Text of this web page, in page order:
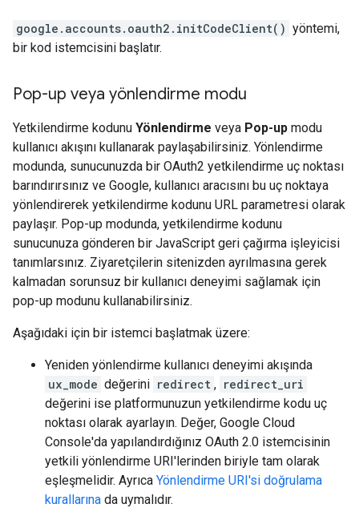
google.accounts.oauth2.initCodeClient() yöntemi,
bir kod istemcisini başlatır.
Pop-up veya yönlendirme modu
Yetkilendirme kodunu Yönlendirme veya Pop-up modu
kullanıcı akışını kullanarak paylaşabilirsiniz. Yönlendirme
modunda, sunucunuzda bir OAuth2 yetkilendirme uç noktası
barındırırsınız ve Google, kullanıcı aracısını bu uç noktaya
yönlendirerek yetkilendirme kodunu URL parametresi olarak
paylaşır. Pop-up modunda, yetkilendirme kodunu
sunucunuza gönderen bir JavaScript geri çağırma işleyicisi
tanımlarsınız. Ziyaretçilerin sitenizden ayrılmasına gerek
kalmadan sorunsuz bir kullanıcı deneyimi sağlamak için
pop-up modunu kullanabilirsiniz.
Aşağıdaki için bir istemci başlatmak üzere:
Yeniden yönlendirme kullanıcı deneyimi akışında
ux_mode değerini redirect , redirect_uri
değerini ise platformunuzun yetkilendirme kodu uç
noktası olarak ayarlayın. Değer, Google Cloud
Console'da yapılandırdığınız OAuth 2.0 istemcisinin
yetkili yönlendirme URI'lerinden biriyle tam olarak
eşleşmelidir. Ayrıca Yönlendirme URI'si doğrulama
kurallarına da uymalıdır.